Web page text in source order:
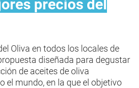
precios del
Oliva en todos los locales de
diseñada para degustar
de aceites de oliva
el mundo, en la que el objetivo